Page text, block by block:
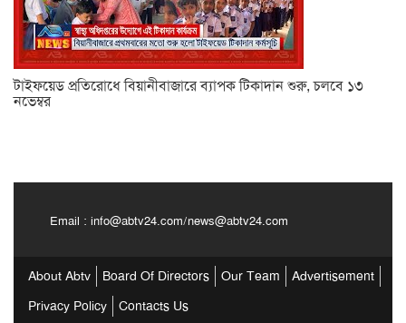
টাইফয়েড প্রতিরোধে বিয়ানীবাজারে ব্যাপক টিকাদান শুরু, চলবে ১৩
নভেম্বর
Email : info@abtv24.com/news@abtv24.com
About Abtv Board Of Directors Our Team
Advertisement
Privacy Policy
Contacts Us